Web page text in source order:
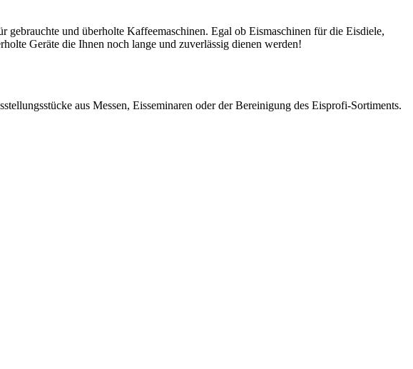
gebrauchte und überholte Kaffeemaschinen. Egal ob Eismaschinen für die Eisdiele,
Geräte die Ihnen noch lange und zuverlässig dienen werden!
aus Messen, Eisseminaren oder der Bereinigung des Eisprofi-Sortiments.